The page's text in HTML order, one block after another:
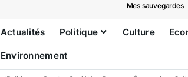
Mes sauvegardes
Actualités Politique Culture
Environnement